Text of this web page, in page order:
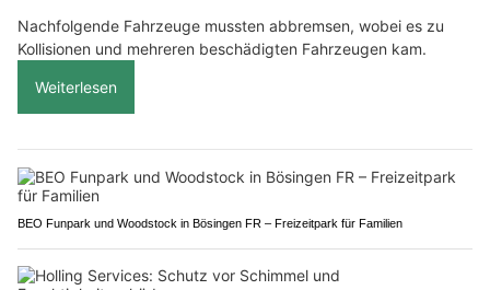
Nachfolgende Fahrzeuge mussten abbremsen, wobei es zu
Kollisionen und mehreren beschädigten Fahrzeugen kam.
Weiterlesen
BEO Funpark und Woodstock in Bösingen FR – Freizeitpark für Familien